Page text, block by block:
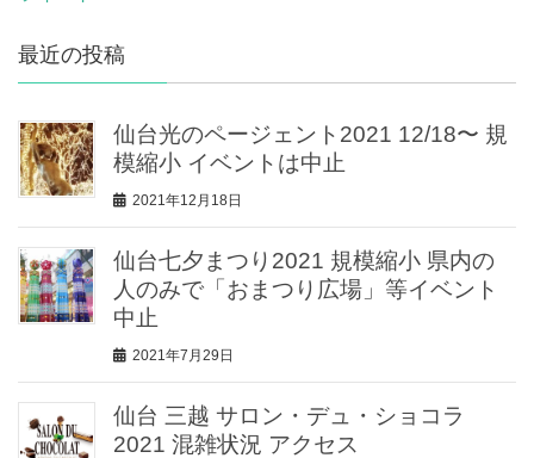
最近の投稿
仙台光のページェント2021 12/18〜 規
模縮小 イベントは中止
2021年12月18日
仙台七夕まつり2021 規模縮小 県内の
人のみで「おまつり広場」等イベント
中止
2021年7月29日
仙台 三越 サロン・デュ・ショコラ
2021 混雑状況 アクセス